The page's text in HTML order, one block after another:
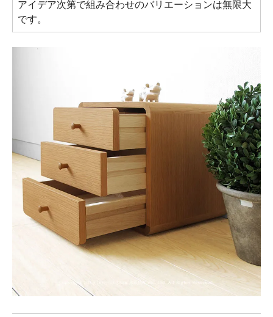
アイデア次第で組み合わせのバリエーションは無限大
です。